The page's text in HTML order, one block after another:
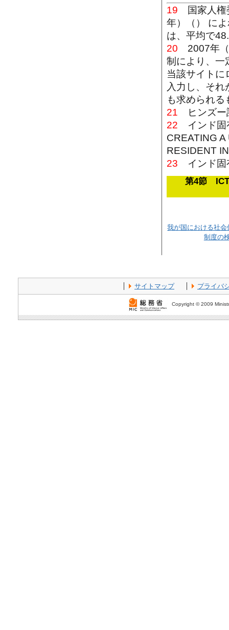
19 国家人権
年）（） に
は、平均で
20 2007年（
制により、一
当該サイトに
入力し、そ
も求められる
21 ヒンズー
22 インド固
CREATING
RESIDENT
23 インド固
第4節 ICT
我が国における社
制度の
サイトマップ プライバ
Copyright © 2009